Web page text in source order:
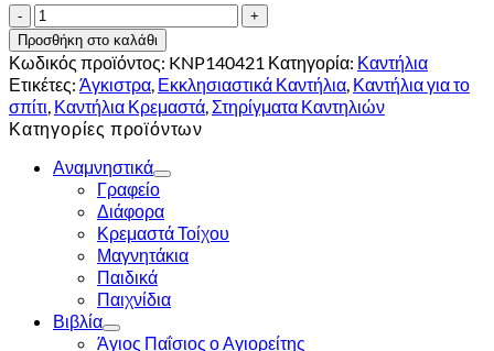
Καντήλι
κρεμαστό
δίχρωμο
ποσότητα
Προσθήκη στο καλάθι
Κωδικός προϊόντος: KNP140421 Κατηγορία: Καντήλια
Ετικέτες: Άγκιστρα Εκκλησιαστικά Καντήλια Καντήλια για το
σπίτι Καντήλια Κρεμαστά Στηρίγματα Καντηλιών
Κατηγορίες προϊόντων
Αναμνηστικά
Γραφείο
Διάφορα
Κρεμαστά Τοίχου
Μαγνητάκια
Παιδικά
Παιχνίδια
Βιβλία
Άγιος Παΐσιος ο Αγιορείτης